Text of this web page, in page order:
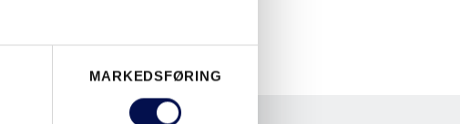
MARKEDSFØRING